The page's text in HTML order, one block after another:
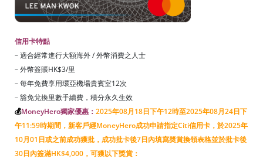
信用卡特點
– 適合經常進行大額海外 / 外幣消費之人士
– 外幣簽賬HK$3/里
– 每年免費享用環亞機場貴賓室12次
– 豁免兌換里數手續費，積分永久生效
💰MoneyHero獨家優惠： 2025年08月18日下午12時至2025年08月24日下
午11:59時期間，新客戶經MoneyHero成功申請指定Citi信用卡，於2025年
10月01日或之前成功獲批，成功批卡後7日內填寫奬賞換領表格並於批卡後
30日內簽滿HK$4,000，可獲以下獎賞：